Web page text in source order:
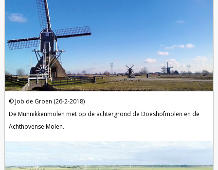
Job de Groen (26-2-2018)
De Munnikkenmolen met op de achtergrond de Doeshofmolen en de
Achthovense Molen.